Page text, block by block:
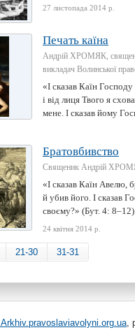
27 листопада 2014 р.
Печать каїна
Андрій ХРОМЯК,
викладач Волинської
«І сказав Каїн
і від лиця Твого я
мене. І сказав йому
Братовбивство
Священик Андрій ХРОМЯК,
«І сказав Каїн Авелю,
й убив його. І сказав
своєму?» (Бут. 4:
24 квітня 2014 р.
21-30 31-31
Arkhiv.pravoslaviavolyni.org.ua,